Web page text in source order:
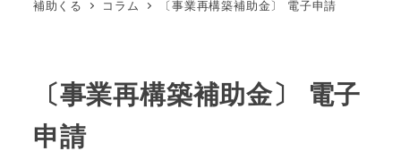
補助くる コラム 〔事業再構築補助金〕 電子申請
〔事業再構築補助金〕 電子
申請